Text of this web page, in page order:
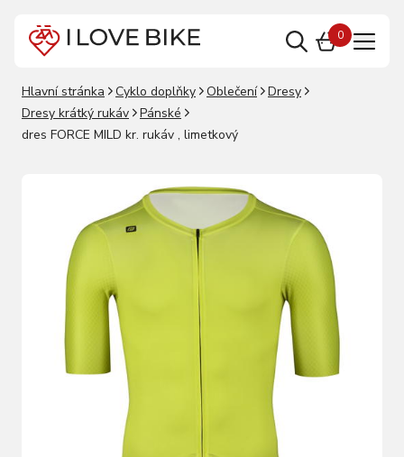
0
Hlavní stránka Cyklo doplňky Oblečení
Dresy
Dresy krátký rukáv
Pánské
dres FORCE MILD kr. rukáv , limetkový